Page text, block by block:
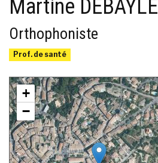
Martine DEBAYLE
Orthophoniste
Prof. de santé
+
−